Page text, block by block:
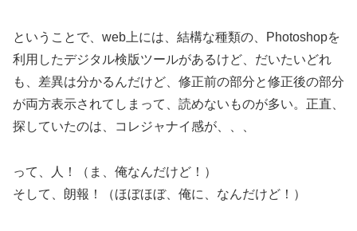
ということで、web上には、結構な種類の、Photoshopを
利用したデジタル検版ツールがあるけど、だいたいどれ
も、差異は分かるんだけど、修正前の部分と修正後の部分
が両方表示されてしまって、読めないものが多い。正直、
探していたのは、コレジャナイ感が、、、
って、人！（ま、俺なんだけど！）
そして、朗報！（ほぼほぼ、俺に、なんだけど！）